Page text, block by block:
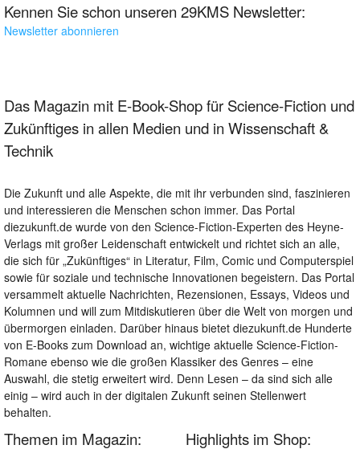
Kennen Sie schon unseren 29KMS Newsletter:
Newsletter abonnieren
Das Magazin mit E-Book-Shop für Science-Fiction und
Zukünftiges in allen Medien und in Wissenschaft &
Technik
Die Zukunft und alle Aspekte, die mit ihr verbunden sind, faszinieren
und interessieren die Menschen schon immer. Das Portal
diezukunft.de wurde von den Science-Fiction-Experten des Heyne-
Verlags mit großer Leidenschaft entwickelt und richtet sich an alle,
die sich für „Zukünftiges“ in Literatur, Film, Comic und Computerspiel
sowie für soziale und technische Innovationen begeistern. Das Portal
versammelt aktuelle Nachrichten, Rezensionen, Essays, Videos und
Kolumnen und will zum Mitdiskutieren über die Welt von morgen und
übermorgen einladen. Darüber hinaus bietet diezukunft.de Hunderte
von E-Books zum Download an, wichtige aktuelle Science-Fiction-
Romane ebenso wie die großen Klassiker des Genres – eine
Auswahl, die stetig erweitert wird. Denn Lesen – da sind sich alle
einig – wird auch in der digitalen Zukunft seinen Stellenwert
behalten.
Themen im Magazin: Highlights im Shop: